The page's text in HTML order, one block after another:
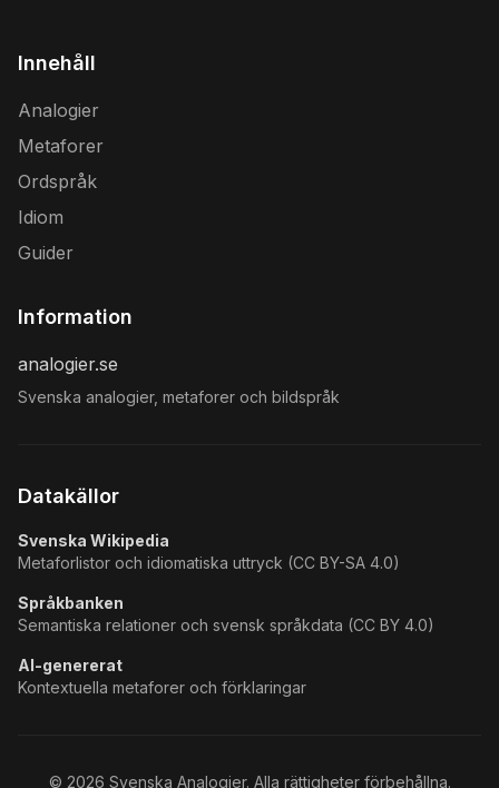
Innehåll
Analogier
Metaforer
Ordspråk
Idiom
Guider
Information
analogier.se
Svenska analogier, metaforer och bildspråk
Datakällor
Svenska Wikipedia
Metaforlistor och idiomatiska uttryck (CC BY-SA 4.0)
Språkbanken
Semantiska relationer och svensk språkdata (CC BY 4.0)
AI-genererat
Kontextuella metaforer och förklaringar
© 2026 Svenska Analogier. Alla rättigheter förbehållna.